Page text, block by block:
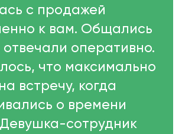
с продажей
к вам. Общались
отвечали оперативно.
что максимально
встречу, когда
о времени
сотрудник